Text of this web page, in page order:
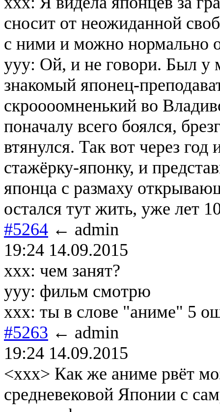
сносит от неожиданной
с ними и можно нормально
yyy: Ой, и не говори. Был у
знакомый японец-
скроооомненький во
поначалу всего боялся,
втянулся. Так вот через
стажёрку-японку, и
японца с размаху
остался тут жить, уже лет
#5264 ← admin
19:24 14.09.2015
xxx: чем занят?
yyy: фильм смотрю
xxx: ты в слове "аниме" 5
#5263 ← admin
19:24 14.09.2015
<xxx> Как же аниме рвёт
средневековой Японии с